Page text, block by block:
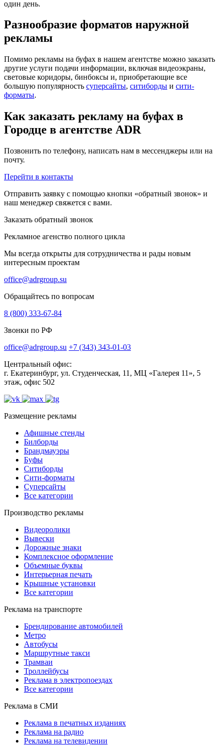
один день.
Разнообразие форматов наружной
рекламы
Помимо рекламы на буфах в нашем агентстве можно заказать
другие услуги подачи информации, включая видеоэкраны,
световые коридоры, бинбоксы и, приобретающие все
большую популярность суперсайты, ситиборды и сити-
форматы.
Как заказать рекламу на буфах в
Городце в агентстве ADR
Позвонить по телефону, написать нам в мессенджеры или на
почту.
Перейти в контакты
Отправить заявку с помощью кнопки «обратный звонок» и
наш менеджер свяжется с вами.
Заказать обратный звонок
Рекламное агенство полного цикла
Мы всегда открыты для сотрудничества и рады новым
интересным проектам
office@adrgroup.su
Обращайтесь по вопросам
8 (800) 333-67-84
Звонки по РФ
office@adrgroup.su +7 (343) 343-01-03
Центральный офис:
г. Екатеринбург, ул. Студенческая, 11, МЦ «Галерея 11», 5
этаж, офис 502
Размещение рекламы
Афишные стенды
Билборды
Брандмауэры
Буфы
Ситиборды
Сити-форматы
Суперсайты
Все категории
Производство рекламы
Видеоролики
Вывески
Дорожные знаки
Комплексное оформление
Объемные буквы
Интерьерная печать
Крышные установки
Все категории
Реклама на транспорте
Брендирование автомобилей
Метро
Автобусы
Маршрутные такси
Трамваи
Троллейбусы
Реклама в электропоездах
Все категории
Реклама в СМИ
Реклама в печатных изданиях
Реклама на радио
Реклама на телевидении